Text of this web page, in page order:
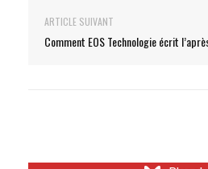
ARTICLE SUIVANT
Comment EOS Technologie écrit